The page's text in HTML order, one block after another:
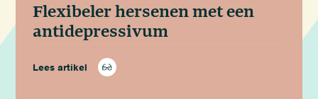
Flexibeler hersenen met een
antidepressivum
Lees artikel